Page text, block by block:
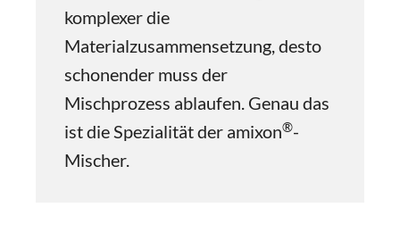
komplexer die
Materialzusammensetzung, desto
schonender muss der
Mischprozess ablaufen. Genau das
ist die Spezialität der amixon®-
Mischer.